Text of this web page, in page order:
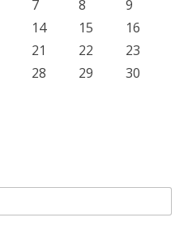
7 8
9
14 15
16
21 22
23
28 29
30